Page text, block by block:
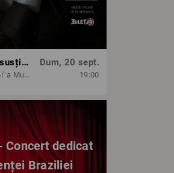
Spectacolul extraordinar susținut de tenorul Paul Cel Mare
Casa de Cultura 'Mihai Ursachi' a Municipiului Iasi
Dum, 20 sept.
19:00
Concert dedicat
Braziliei